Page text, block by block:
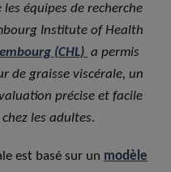
équipes de recherche
Institute of Health
(CHL) a permis
de graisse viscérale, un
précise et facile
les adultes.
est basé sur un modèle